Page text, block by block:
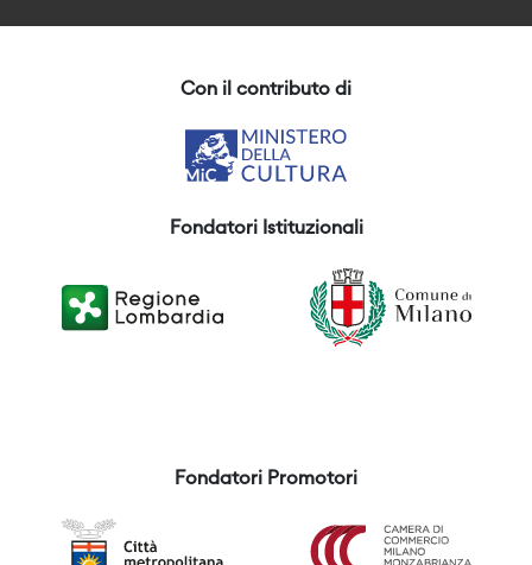
Con il contributo di
Fondatori Istituzionali
Fondatori Promotori